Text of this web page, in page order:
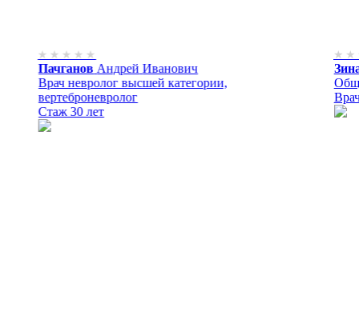
Пачганов Андрей Иванович
Врач невролог высшей категории,
вертеброневролог
Стаж 30 лет